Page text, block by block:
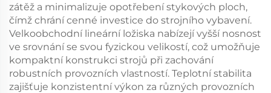
zátěž a minimalizuje opotřebení stykových ploch,
čímž chrání cenné investice do strojního vybavení.
Velkoobchodní lineární ložiska nabízejí vyšší nosnost
ve srovnání se svou fyzickou velikostí, což umožňuje
kompaktní konstrukci strojů při zachování
robustních provozních vlastností. Teplotní stabilita
zajišťuje konzistentní výkon za různých provozních